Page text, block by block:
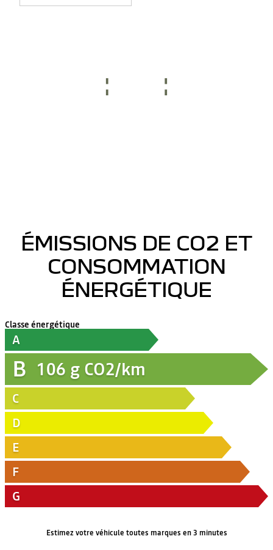
ÉMISSIONS DE CO2 ET
CONSOMMATION
ÉNERGÉTIQUE
Classe énergétique
A
B 106 g CO2/km
C
D
E
F
G
Estimez votre véhicule toutes marques en 3 minutes